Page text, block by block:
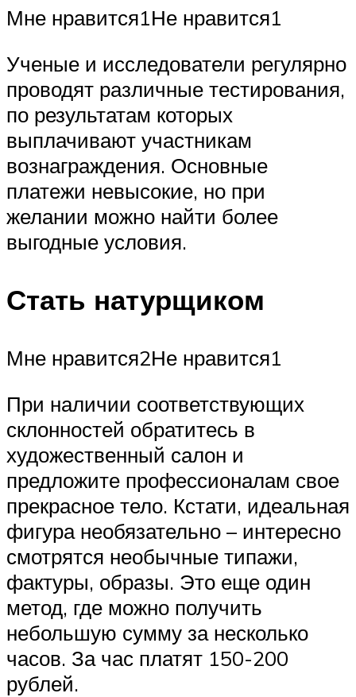
Мне нравится1Не нравится1
Ученые и исследователи регулярно
проводят различные тестирования,
по результатам которых
выплачивают участникам
вознаграждения. Основные
платежи невысокие, но при
желании можно найти более
выгодные условия.
Стать натурщиком
Мне нравится2Не нравится1
При наличии соответствующих
склонностей обратитесь в
художественный салон и
предложите профессионалам свое
прекрасное тело. Кстати, идеальная
фигура необязательно – интересно
смотрятся необычные типажи,
фактуры, образы. Это еще один
метод, где можно получить
небольшую сумму за несколько
часов. За час платят 150-200
рублей.